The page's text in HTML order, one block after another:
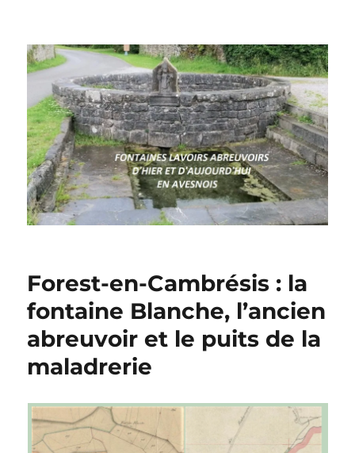
Forest-en-Cambrésis : la
fontaine Blanche, l’ancien
abreuvoir et le puits de la
maladrerie